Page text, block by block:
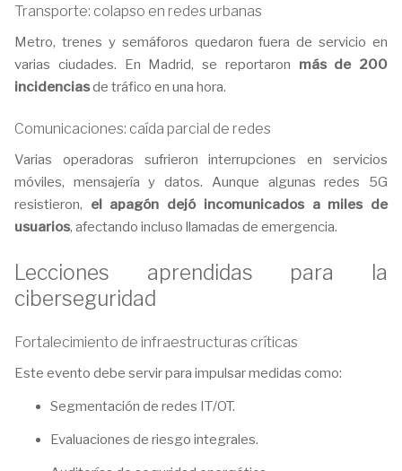
Transporte: colapso en redes urbanas
Metro, trenes y semáforos quedaron fuera de servicio en
varias ciudades. En Madrid, se reportaron más de 200
incidenciasde tráfico en una hora.
Comunicaciones: caída parcial de redes
Varias operadoras sufrieron interrupciones en servicios
móviles, mensajería y datos. Aunque algunas redes 5G
resistieron, el apagón dejó incomunicados a miles de
usuarios, afectando incluso llamadas de emergencia.
Lecciones aprendidas para la
ciberseguridad
Fortalecimiento de infraestructuras críticas
Este evento debe servir para impulsar medidas como:
Segmentación de redes IT/OT.
Evaluaciones de riesgo integrales.